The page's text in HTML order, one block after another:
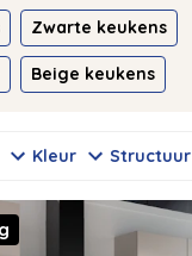
Zwarte keukens
Beige keukens
Kleur Structuur